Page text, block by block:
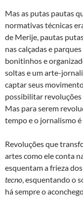
Mas as putas pautas
normativas técnicas
de Merije, pautas
nas calçadas e
bonitinhos e
soltas e um arte-
captar seus
possibilitar
Mas para serem
tempo e o jornalismo
Revoluções que
artes como ele conta
esquentam a frieza
tecno, esquentando o
há sempre o